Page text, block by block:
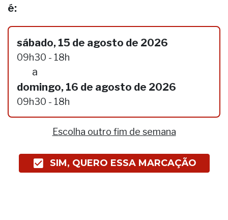
é:
sábado, 15 de agosto de 2026
09h30 - 18h
a
domingo, 16 de agosto de 2026
09h30 - 18h
Escolha outro fim de semana
SIM, QUERO ESSA MARCAÇÃO